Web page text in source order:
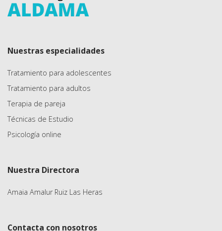
Nuestras especialidades
Tratamiento para adolescentes
Tratamiento para adultos
Terapia de pareja
Técnicas de Estudio
Psicología online
Nuestra Directora
Amaia Amalur Ruiz Las Heras
Contacta con nosotros